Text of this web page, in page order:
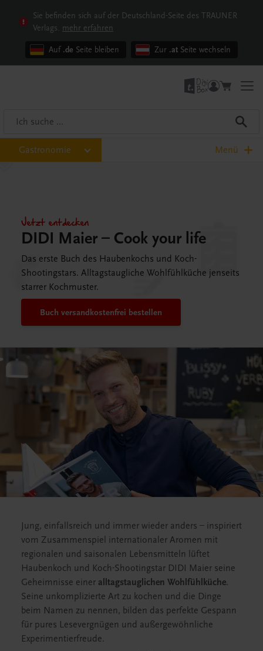
Sie befinden sich auf der Deutschland-Seite des TRAUNER
Verlags. mehr erfahren
Auf .de Seite bleiben Zur .at Seite wechseln
Gastronomie Menü
Jetzt entdecken
DIDI Maier – Cook your life
Das erste Buch des Haubenkochs und Koch-
Shootingstars. Alltagstaugliche Wohlfühlküche jenseits
starrer Kochmuster.
Buch versandkostenfrei bestellen
Jung, einfallsreich und immer wieder anders – inspiriert
vom Zusammenspiel internationaler Aromen mit
regionalen und saisonalen Lebensmitteln lüftet
Haubenkoch und Koch-Shootingstar DIDI Maier seine
Geheimnisse einer alltagstauglichen Wohlfühlküche.
Seine unkomplizierte Art zu kochen und die Dinge
beim Namen zu nennen, bilden das perfekte Gespann
für pures Lesevergnügen und außergewöhnliche
Experimentierfreude.